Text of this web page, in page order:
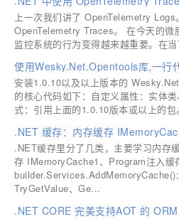
上一次我们讲了 OpenTelemetry
OpenTelemetry Traces。 在今天的微
监控系统的行为变得越来越重要。在
安装1.0.10以及以上版本的
的核心代码如下：自定义属性：实体
式：引用上面的1.0.10版本或以上的
.NET缓存里分了几类，主要学习内存
存 IMemoryCache1、Program注入缓
TryGetValue、Ge...
.NET CORE 完美支持AOT 的